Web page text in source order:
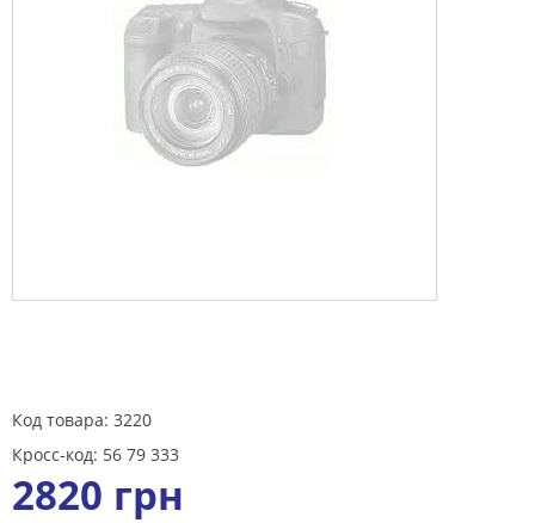
Код товара: 3220
Кросс-код: 56 79 333
2820 грн